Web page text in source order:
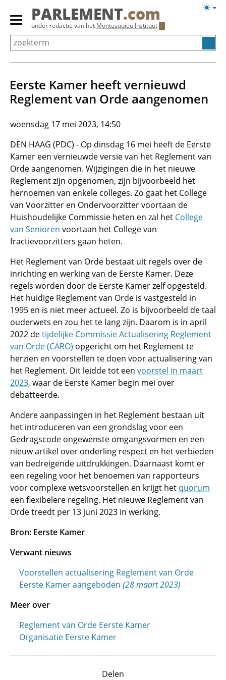
Overslaan
Primair
menu
tonen/verbergen
PARLEMENT.com
onder redactie van het Montesquieu Instituut
Eerste Kamer heeft vernieuwd
Reglement van Orde aangenomen
woensdag 17 mei 2023, 14:50
DEN HAAG (PDC) - Op dinsdag 16 mei heeft de Eerste
Kamer een vernieuwde versie van het Reglement van
Orde aangenomen. Wijzigingen die in het nieuwe
Reglement zijn opgenomen, zijn bijvoorbeeld het
hernoemen van enkele colleges. Zo gaat het College
van Voorzitter en Ondervoorzitter voortaan de
Huishoudelijke Commissie heten en zal het College
van Senioren voortaan het College van
fractievoorzitters gaan heten.
Het Reglement van Orde bestaat uit regels over de
inrichting en werking van de Eerste Kamer. Deze
regels worden door de Eerste Kamer zelf opgesteld.
Het huidige Reglement van Orde is vastgesteld in
1995 en is niet meer actueel. Zo is bijvoorbeeld de taal
ouderwets en zou het te lang zijn. Daarom is in april
2022 detijdelijke Commissie Actualisering Reglement
van Orde (CARO) opgericht om het Reglement te
herzien en voorstellen te doen voor actualisering van
het Reglement. Dit leidde tot een voorstel in maart
2023, waar de Eerste Kamer begin mei over
debatteerde.
Andere aanpassingen in het Reglement bestaan uit
het introduceren van een grondslag voor een
Gedragscode ongewenste omgangsvormen en een
nieuw artikel over onderling respect en het verbieden
van bedreigende uitdrukkingen. Daarnaast komt er
een regeling voor het benoemen van rapporteurs
voor complexe wetsvoorstellen en krijgt het quorum
een flexibelere regeling. Het nieuwe Reglement van
Orde treedt per 13 juni 2023 in werking.
Bron: Eerste Kamer
Verwant nieuws
Voorstellen actualisering Reglement van Orde
Eerste Kamer aangeboden (28 maart 2023)
Meer over
Reglement van Orde Eerste Kamer
Organisatie Eerste Kamer
Delen